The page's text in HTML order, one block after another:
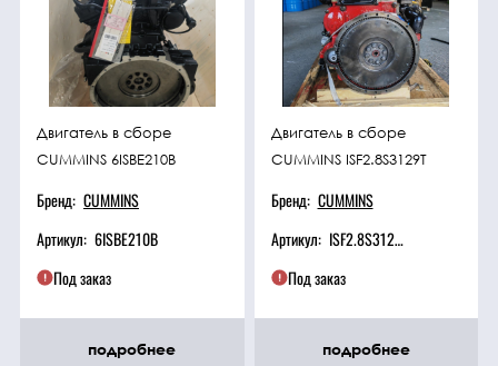
Двигатель в сборе
CUMMINS 6ISBE210B
Бренд: CUMMINS
Артикул: 6ISBE210B
Под заказ
подробнее
Двигатель в сборе
CUMMINS ISF2.8S3129T
Бренд: CUMMINS
Артикул: ISF2.8S3129T
Под заказ
подробнее